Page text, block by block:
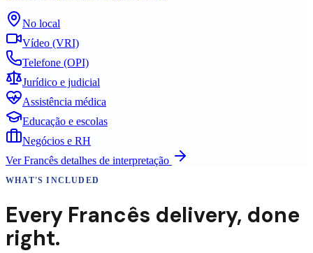
No local
Vídeo (VRI)
Telefone (OPI)
Jurídico e judicial
Assistência médica
Educação e escolas
Negócios e RH
VerFrancês detalhes de interpretação
WHAT'S INCLUDED
Every Francês delivery, done
right.